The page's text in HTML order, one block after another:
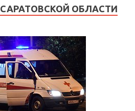
САРАТОВСКОЙ ОБЛАСТИ